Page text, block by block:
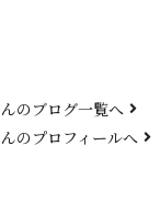
のブログ一覧へ
のプロフィールへ